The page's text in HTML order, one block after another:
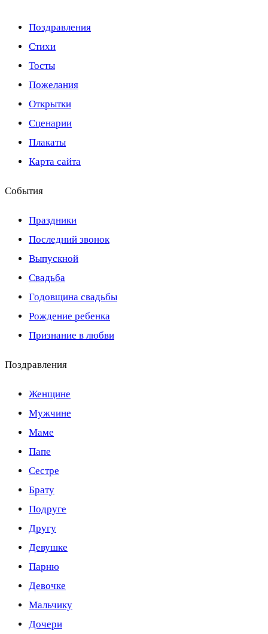
Поздравления
Стихи
Тосты
Пожелания
Открытки
Сценарии
Плакаты
Карта сайта
События
Праздники
Последний звонок
Выпускной
Свадьба
Годовщина свадьбы
Рождение ребенка
Признание в любви
Поздравления
Женщине
Мужчине
Маме
Папе
Сестре
Брату
Подруге
Другу
Девушке
Парню
Девочке
Мальчику
Дочери